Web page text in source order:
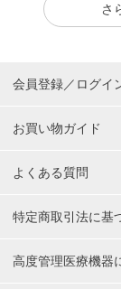
さ
会員登録／ログイ
お買い物ガイド
よくある質問
特定商取引法に基
高度管理医療機器